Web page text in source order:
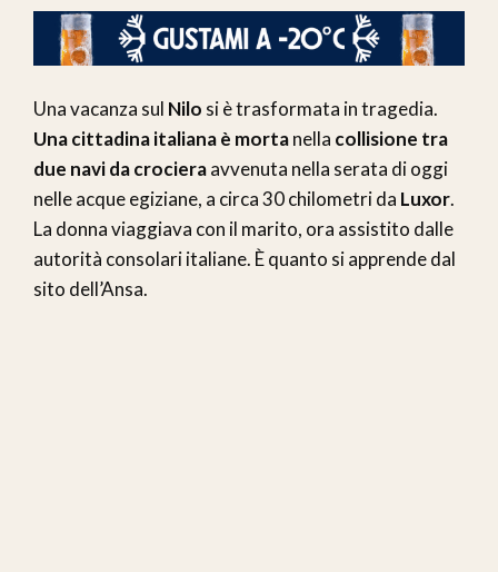
Una vacanza sul Nilo si è trasformata in tragedia.
Una cittadina italiana è mortanella collisione tra
due navi da crocieraavvenuta nella serata di oggi
nelle acque egiziane, a circa 30 chilometri da Luxor.
La donna viaggiava con il marito, ora assistito dalle
autorità consolari italiane. È quanto si apprende dal
sito dell’Ansa.